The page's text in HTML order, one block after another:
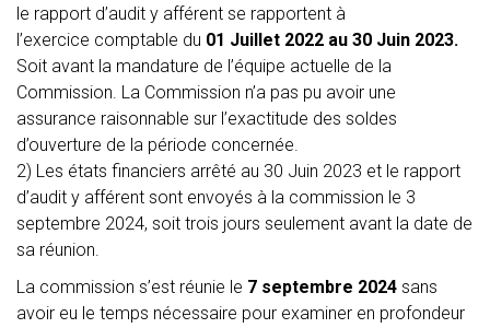
le rapport d’audit y afférent se rapportent à
l’exercice comptable du 01 Juillet 2022 au 30 Juin 2023.
Soit avant la mandature de l’équipe actuelle de la
Commission. La Commission n’a pas pu avoir une
assurance raisonnable sur l’exactitude des soldes
d’ouverture de la période concernée.
2) Les états financiers arrêté au 30 Juin 2023 et le rapport
d’audit y afférent sont envoyés à la commission le 3
septembre 2024, soit trois jours seulement avant la date de
sa réunion.
La commission s’est réunie le 7 septembre 2024 sans
avoir eu le temps nécessaire pour examiner en profondeur